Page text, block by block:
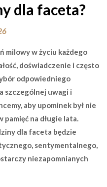
dla faceta?
milowy w życiu każdego
doświadczenie i często
odpowiedniego
szczególnej uwagi i
aby upominek był nie
pamięć na długie lata.
dla faceta będzie
sentymentalnego,
niezapomnianych